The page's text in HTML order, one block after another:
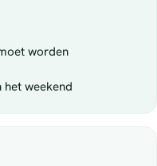
worden
het weekend